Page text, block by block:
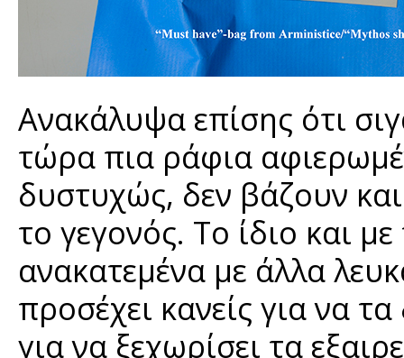
Ανακάλυψα επίσης ότι
τώρα πια ράφια
δυστυχώς, δεν βάζουν
το γεγονός. Το ίδιο και
ανακατεμένα με άλλα
προσέχει κανείς για να τα
για να ξεχωρίσει τα